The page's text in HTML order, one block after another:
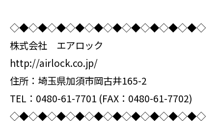
◇◆◇◆◇◆◇◆◇◆◇◆◇◆◇◆◇◆◇◆◇
株式会社 エアロック
http://airlock.co.jp/
住所：埼玉県加須市岡古井165-2
TEL：0480-61-7701 (FAX：0480-61-7702)
◇◆◇◆◇◆◇◆◇◆◇◆◇◆◇◆◇◆◇◆◇